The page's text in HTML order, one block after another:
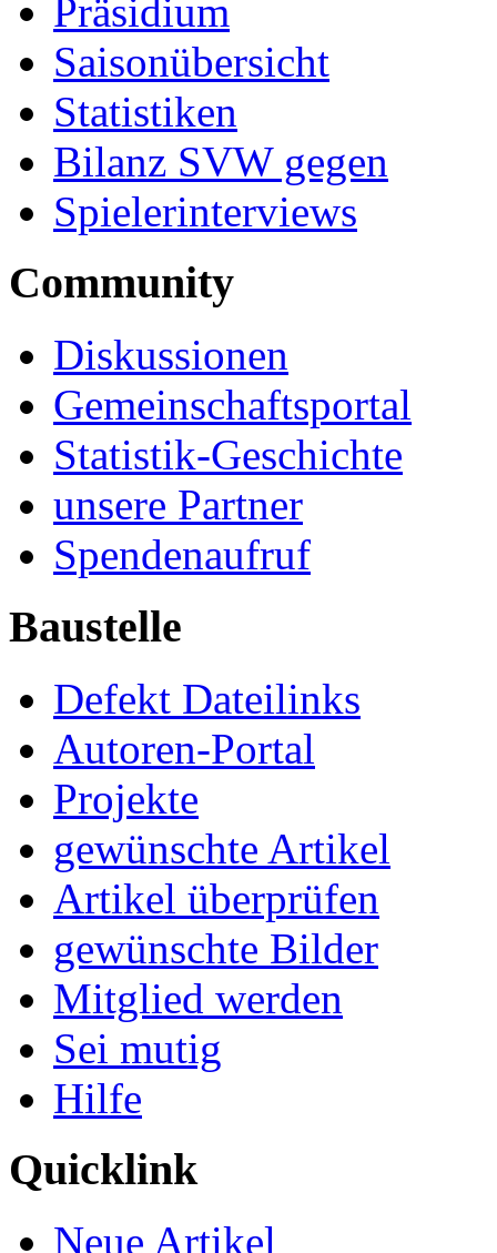
Präsidium
Saisonübersicht
Statistiken
Bilanz SVW gegen
Spielerinterviews
Community
Diskussionen
Gemeinschaftsportal
Statistik-Geschichte
unsere Partner
Spendenaufruf
Baustelle
Defekt Dateilinks
Autoren-Portal
Projekte
gewünschte Artikel
Artikel überprüfen
gewünschte Bilder
Mitglied werden
Sei mutig
Hilfe
Quicklink
Neue Artikel